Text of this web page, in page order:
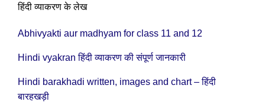
हिंदी व्याकरण के लेख
Abhivyakti aur madhyam for class 11 and 12
Hindi vyakran हिंदी व्याकरण की संपूर्ण जानकारी
Hindi barakhadi written, images and chart – हिंदी
बारहखड़ी